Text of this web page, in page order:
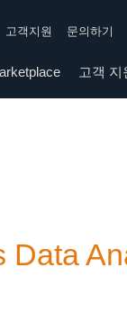
고객지원 문의하기
고객 지
Data